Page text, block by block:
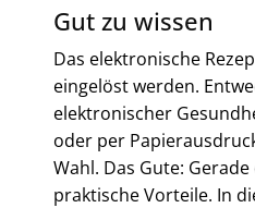
Gut zu wissen
Das elektronische
eingelöst werden.
elektronischer
oder per
Wahl. Das Gute:
praktische Vorteile. In